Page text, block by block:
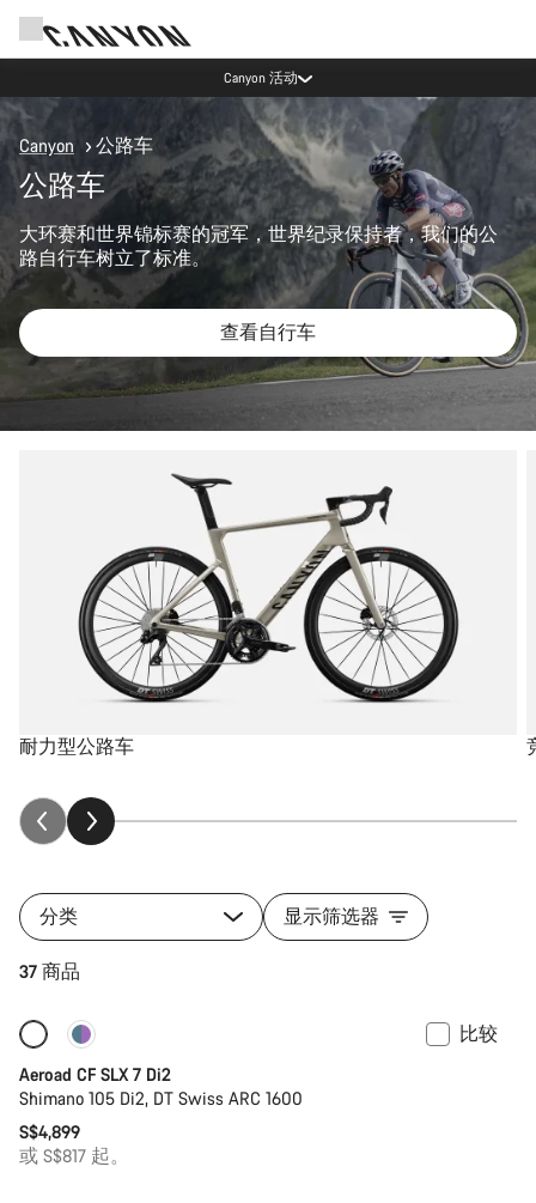
Canyon 活动
Canyon 公路车
公路车
大环赛和世界锦标赛的冠军，世界纪录保持者，我们的公
路自行车树立了标准。
查看自行车
耐力型公路车
分类 显示筛选器
37 商品
新品上架
比较
Aeroad CF SLX 7 Di2
Shimano 105 Di2, DT Swiss ARC 1600
S$4,899
或 S$817 起。